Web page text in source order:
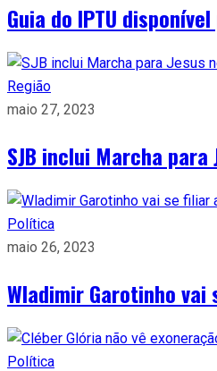
Guia do IPTU
Região
maio 27, 2023
SJB inclui Marcha
Política
maio 26, 2023
Wladimir Garotinho
Política